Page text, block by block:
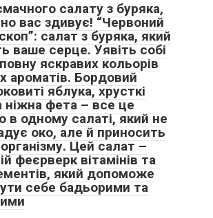
салату з буряка,
вас здивує! “Червоний
салат з буряка, який
ваше серце. Уявіть собі
яскравих кольорів
ароматів. Бордовий
яблука, хрусткі
ніжна фета – все це
в одному салаті, який не
око, але й приносить
Цей салат –
феєрверк вітамінів та
який допоможе
себе бадьорими та